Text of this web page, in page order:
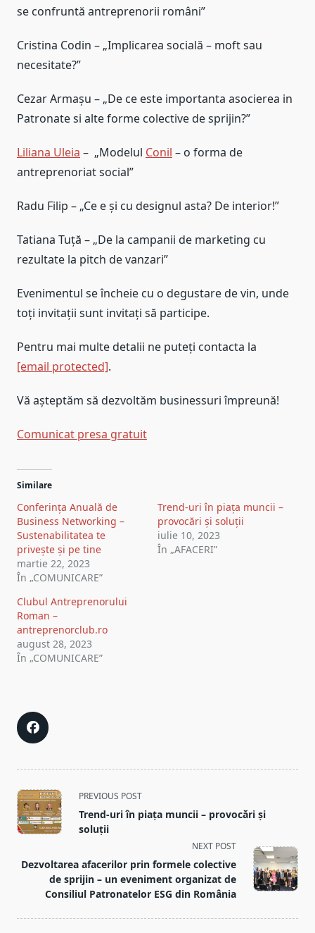
se confruntă antreprenorii români”
Cristina Codin – „Implicarea socială – moft sau
necesitate?”
Cezar Armașu – „De ce este importanta asocierea in
Patronate si alte forme colective de sprijin?”
Liliana Uleia – „Modelul Conil – o forma de
antreprenoriat social”
Radu Filip – „Ce e și cu designul asta? De interior!”
Tatiana Tuță – „De la campanii de marketing cu
rezultate la pitch de vanzari”
Evenimentul se încheie cu o degustare de vin, unde
toți invitații sunt invitați să participe.
Pentru mai multe detalii ne puteți contacta la
[email protected].
Vă așteptăm să dezvoltăm businessuri împreună!
Navigare
în
articole
Comunicat presa gratuit
Similare
Conferința Anuală de
Business Networking –
Sustenabilitatea te
privește și pe tine
martie 22, 2023
În „COMUNICARE”
Trend-uri în piața muncii –
provocări și soluții
iulie 10, 2023
În „AFACERI”
Clubul Antreprenorului
Roman –
antreprenorclub.ro
august 28, 2023
În „COMUNICARE”
<span
class="nav-
subtitle
reader-
text">Page</span>
PREVIOUS POST
Trend-uri în piața muncii – provocări și
soluții
NEXT POST
Dezvoltarea afacerilor prin formele colective
de sprijin – un eveniment organizat de
Consiliul Patronatelor ESG din România